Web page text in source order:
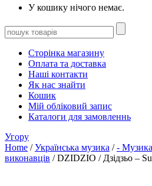
У кошику нічого немає.
Сторінка магазину
Оплата та доставка
Наші контакти
Як нас знайти
Кошик
Мій обліковий запис
Каталоги для замовленнь
Угору
Home /Українська музика /-
виконавців / DZIDZIO / Дзідзьо –